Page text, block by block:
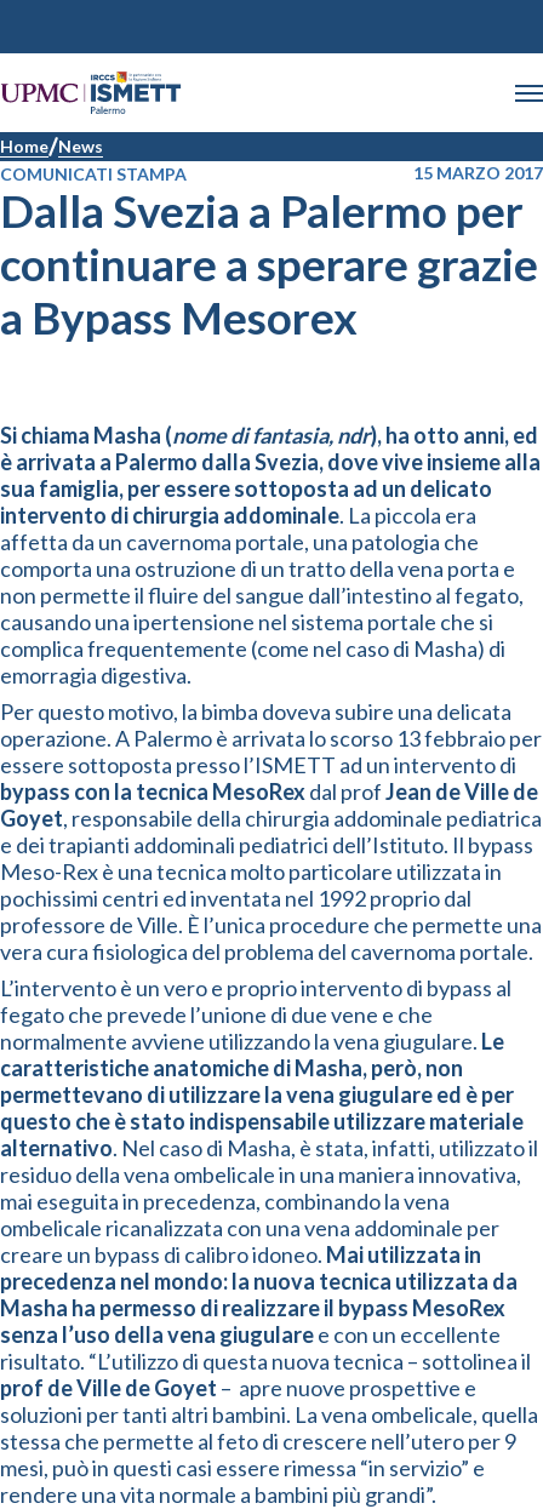
Home News
COMUNICATI STAMPA
15 MARZO 2017
Dalla Svezia a Palermo per
continuare a sperare grazie
a Bypass Mesorex
Si chiama Masha (nome di fantasia, ndr), ha otto anni, ed
è arrivata a Palermo dalla Svezia, dove vive insieme alla
sua famiglia, per essere sottoposta ad un delicato
intervento di chirurgia addominale. La piccola era
affetta da un cavernoma portale, una patologia che
comporta una ostruzione di un tratto della vena porta e
non permette il fluire del sangue dall’intestino al fegato,
causando una ipertensione nel sistema portale che si
complica frequentemente (come nel caso di Masha) di
emorragia digestiva.
Per questo motivo, la bimba doveva subire una delicata
operazione. A Palermo è arrivata lo scorso 13 febbraio per
essere sottoposta presso l’ISMETT ad un intervento di
bypass con la tecnica MesoRexdal profJean de Ville de
Goyet, responsabile della chirurgia addominale pediatrica
e dei trapianti addominali pediatrici dell’Istituto. Il bypass
Meso-Rex è una tecnica molto particolare utilizzata in
pochissimi centri ed inventata nel 1992 proprio dal
professore de Ville. È l’unica procedure che permette una
vera cura fisiologica del problema del cavernoma portale.
L’intervento è un vero e proprio intervento di bypass al
fegato che prevede l’unione di due vene e che
normalmente avviene utilizzando la vena giugulare. Le
caratteristiche anatomiche di Masha, però, non
permettevano di utilizzare la vena giugulare ed è per
questo che è stato indispensabile utilizzare materiale
alternativo. Nel caso di Masha, è stata, infatti, utilizzato il
residuo della vena ombelicale in una maniera innovativa,
mai eseguita in precedenza, combinando la vena
ombelicale ricanalizzata con una vena addominale per
creare un bypass di calibro idoneo. Mai utilizzata in
precedenza nel mondo: la nuova tecnica utilizzata da
Masha ha permesso di realizzare il bypass MesoRex
senza l’uso della vena giugularee con un eccellente
risultato. “L’utilizzo di questa nuova tecnica – sottolinea il
prof de Villede Goyet – apre nuove prospettive e
soluzioni per tanti altri bambini. La vena ombelicale, quella
stessa che permette al feto di crescere nell’utero per 9
mesi, può in questi casi essere rimessa “in servizio” e
rendere una vita normale a bambini più grandi”.